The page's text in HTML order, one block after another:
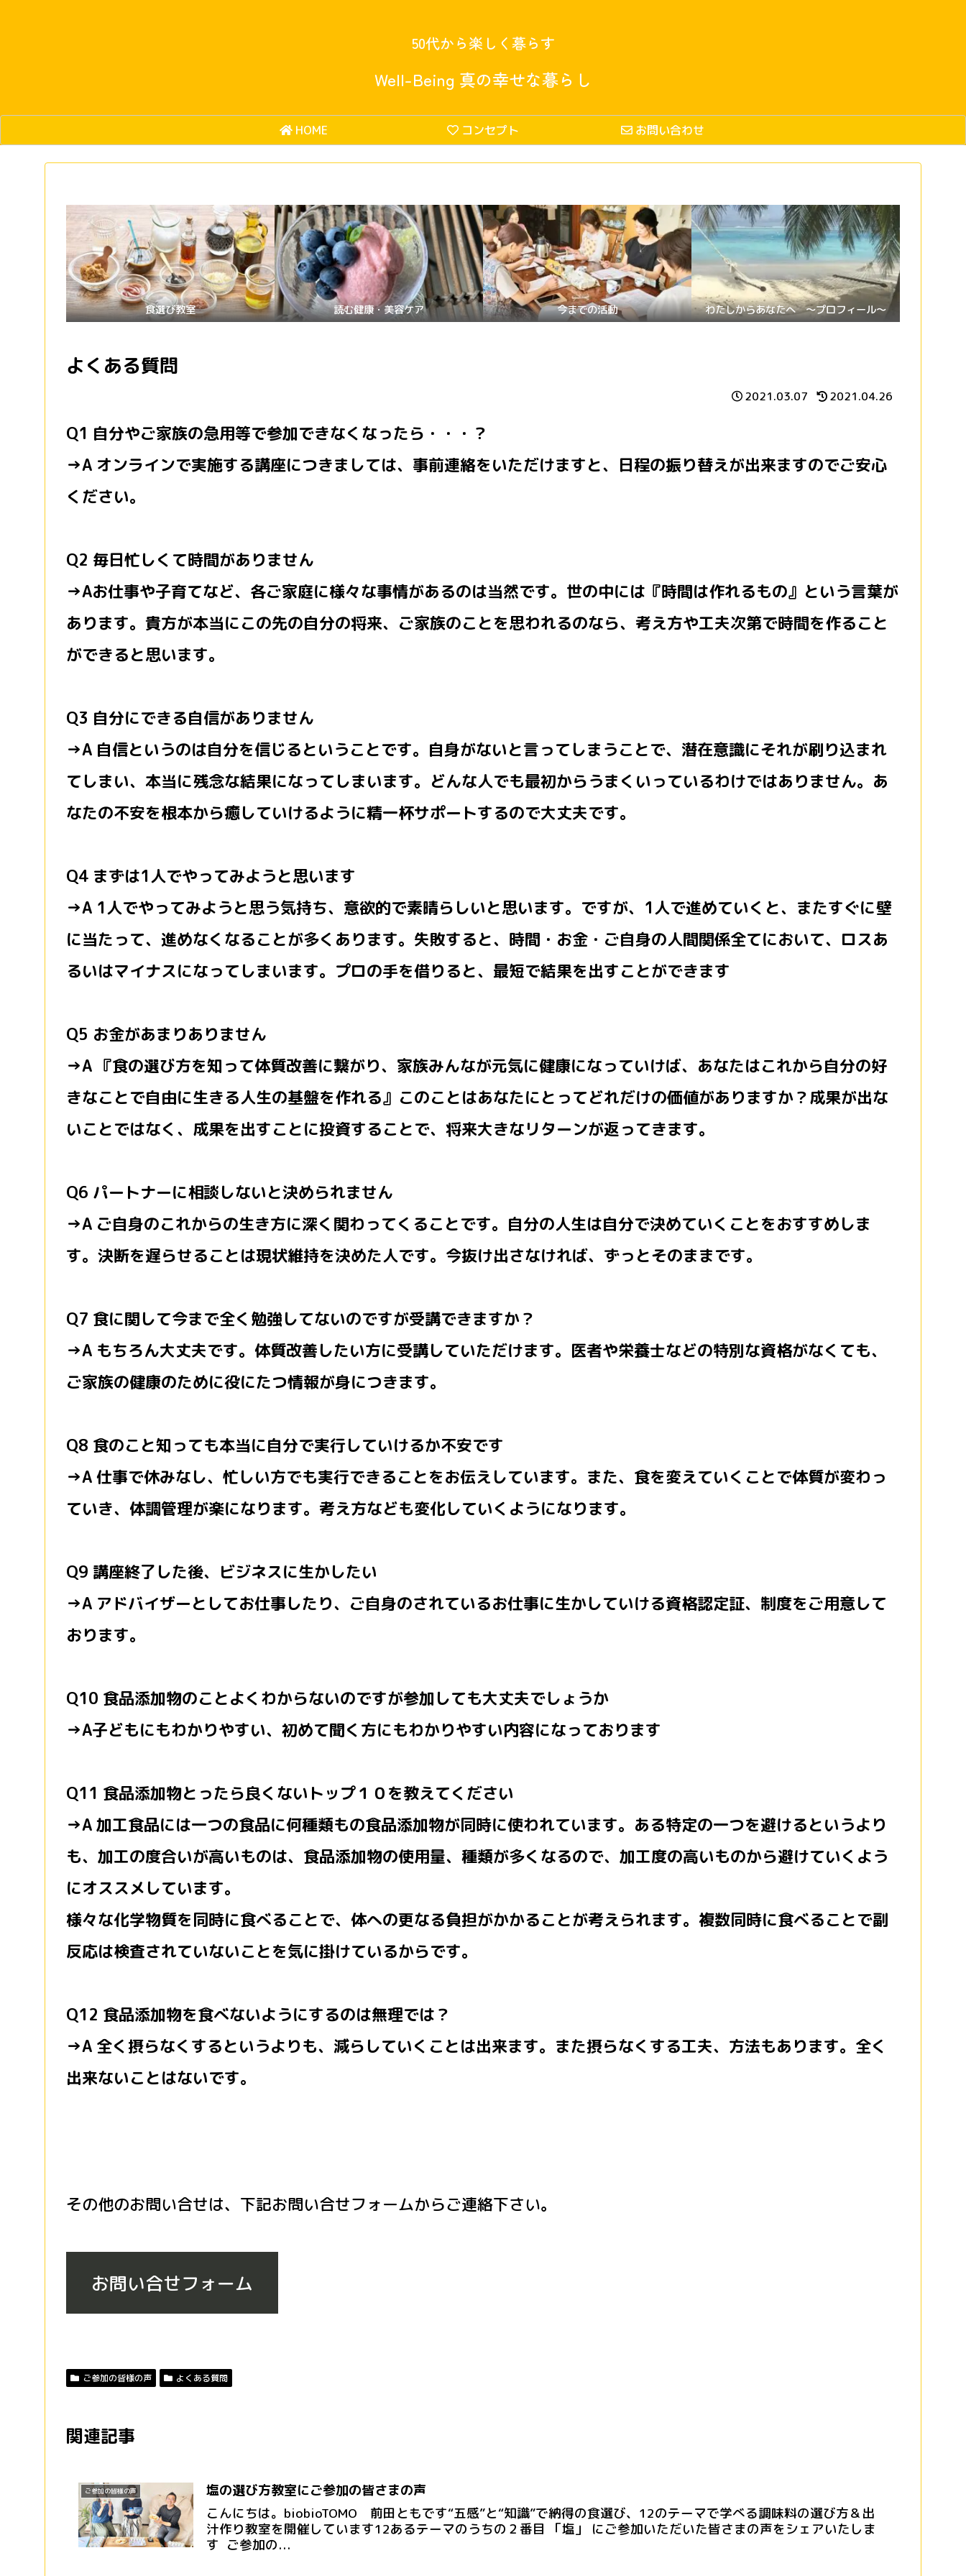
50代から楽しく暮らす
Well-Being 真の幸せな暮らし
HOME コンセプト お問い合わせ
食選び教室 読む健康・美容ケア 今までの活動 わたしからあなたへ 〜プロフィール〜
よくある質問
2021.03.07 2021.04.26
Q1 自分やご家族の急用等で参加できなくなったら・・・？
→A オンラインで実施する講座につきましては、事前連絡をいただけますと、日程の振り替えが出来ますのでご安心
ください。
Q2 毎日忙しくて時間がありません
→Aお仕事や子育てなど、各ご家庭に様々な事情があるのは当然です。世の中には『時間は作れるもの』という言葉が
あります。貴方が本当にこの先の自分の将来、ご家族のことを思われるのなら、考え方や工夫次第で時間を作ること
ができると思います。
Q3 自分にできる自信がありません
→A 自信というのは自分を信じるということです。自身がないと言ってしまうことで、潜在意識にそれが刷り込まれ
てしまい、本当に残念な結果になってしまいます。どんな人でも最初からうまくいっているわけではありません。あ
なたの不安を根本から癒していけるように精一杯サポートするので大丈夫です。
Q4 まずは1人でやってみようと思います
→A 1人でやってみようと思う気持ち、意欲的で素晴らしいと思います。ですが、1人で進めていくと、またすぐに壁
に当たって、進めなくなることが多くあります。失敗すると、時間・お金・ご自身の人間関係全てにおいて、ロスあ
るいはマイナスになってしまいます。プロの手を借りると、最短で結果を出すことができます
Q5 お金があまりありません
→A 『食の選び方を知って体質改善に繋がり、家族みんなが元気に健康になっていけば、あなたはこれから自分の好
きなことで自由に生きる人生の基盤を作れる』このことはあなたにとってどれだけの価値がありますか？成果が出な
いことではなく、成果を出すことに投資することで、将来大きなリターンが返ってきます。
Q6 パートナーに相談しないと決められません
→A ご自身のこれからの生き方に深く関わってくることです。自分の人生は自分で決めていくことをおすすめしま
す。決断を遅らせることは現状維持を決めた人です。今抜け出さなければ、ずっとそのままです。
Q7 食に関して今まで全く勉強してないのですが受講できますか？
→A もちろん大丈夫です。体質改善したい方に受講していただけます。医者や栄養士などの特別な資格がなくても、
ご家族の健康のために役にたつ情報が身につきます。
Q8 食のこと知っても本当に自分で実行していけるか不安です
→A 仕事で休みなし、忙しい方でも実行できることをお伝えしています。また、食を変えていくことで体質が変わっ
ていき、体調管理が楽になります。考え方なども変化していくようになります。
Q9 講座終了した後、ビジネスに生かしたい
→A アドバイザーとしてお仕事したり、ご自身のされているお仕事に生かしていける資格認定証、制度をご用意して
おります。
Q10 食品添加物のことよくわからないのですが参加しても大丈夫でしょうか
→A子どもにもわかりやすい、初めて聞く方にもわかりやすい内容になっております
Q11 食品添加物とったら良くないトップ１０を教えてください
→A 加工食品には一つの食品に何種類もの食品添加物が同時に使われています。ある特定の一つを避けるというより
も、加工の度合いが高いものは、食品添加物の使用量、種類が多くなるので、加工度の高いものから避けていくよう
にオススメしています。
様々な化学物質を同時に食べることで、体への更なる負担がかかることが考えられます。複数同時に食べることで副
反応は検査されていないことを気に掛けているからです。
Q12 食品添加物を食べないようにするのは無理では？
→A 全く摂らなくするというよりも、減らしていくことは出来ます。また摂らなくする工夫、方法もあります。全く
出来ないことはないです。
その他のお問い合せは、下記お問い合せフォームからご連絡下さい。
お問い合せフォーム
ご参加の皆様の声 よくある質問
関連記事
ご参加の皆様の声
塩の選び方教室にご参加の皆さまの声
こんにちは。biobioTOMO 前田ともです“五感”と“知識”で納得の食選び、12のテーマで学べる調味料の選び方＆出
汁作り教室を開催しています12あるテーマのうちの２番目 「塩」 にご参加いただいた皆さまの声をシェアいたしま
す ご参加の...